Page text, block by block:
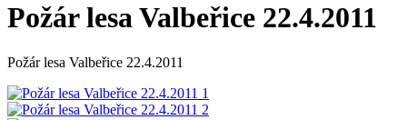
Požár lesa Valbeřice 22.4.2011
Požár lesa Valbeřice 22.4.2011